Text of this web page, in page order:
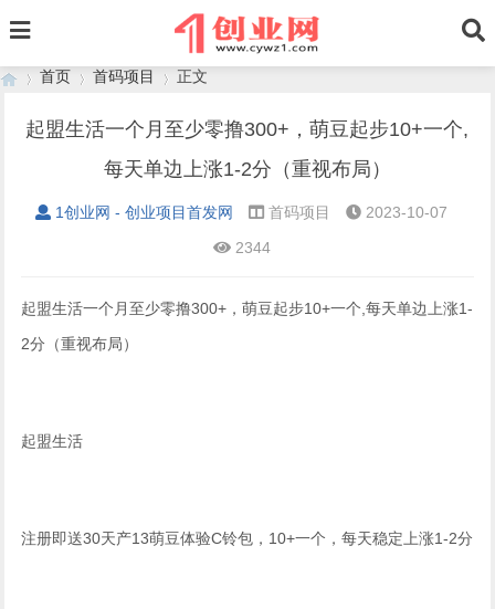
首页 首码项目
›
正文
起盟生活一个月至少零撸300+，萌豆起步10+一个,
每天单边上涨1-2分（重视布局）
1创业网 - 创业项目首发网 首码项目
2023-10-07
2344
起盟生活一个月至少零撸300+，萌豆起步10+一个,每天单边上涨1-
2分（重视布局）
起盟生活
注册即送30天产13萌豆体验C铃包，10+一个，每天稳定上涨1-2分